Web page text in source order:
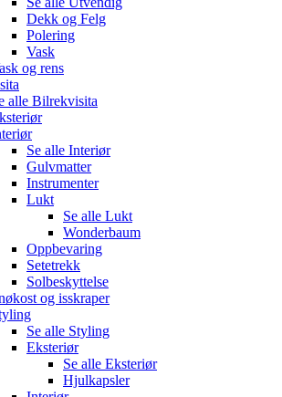
Dekk og Felg
Polering
Vask
og rens
alle Bilrekvisita
Se alle Interiør
Gulvmatter
Instrumenter
Lukt
Se alle Lukt
Wonderbaum
Oppbevaring
Setetrekk
Solbeskyttelse
og isskraper
Se alle Styling
Eksteriør
Se alle Eksteriør
Hjulkapsler